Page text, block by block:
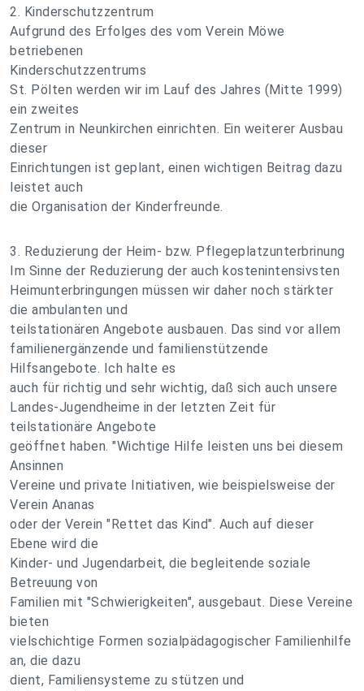
2. Kinderschutzzentrum
Aufgrund des Erfolges des vom Verein Möwe
betriebenen
Kinderschutzzentrums
St. Pölten werden wir im Lauf des Jahres (Mitte 1999)
ein zweites
Zentrum in Neunkirchen einrichten. Ein weiterer Ausbau
dieser
Einrichtungen ist geplant, einen wichtigen Beitrag dazu
leistet auch
die Organisation der Kinderfreunde.
3. Reduzierung der Heim- bzw. Pflegeplatzunterbrinung
Im Sinne der Reduzierung der auch kostenintensivsten
Heimunterbringungen müssen wir daher noch stärkter
die ambulanten und
teilstationären Angebote ausbauen. Das sind vor allem
familienergänzende und familienstützende
Hilfsangebote. Ich halte es
auch für richtig und sehr wichtig, daß sich auch unsere
Landes-Jugendheime in der letzten Zeit für
teilstationäre Angebote
geöffnet haben. "Wichtige Hilfe leisten uns bei diesem
Ansinnen
Vereine und private Initiativen, wie beispielsweise der
Verein Ananas
oder der Verein "Rettet das Kind". Auch auf dieser
Ebene wird die
Kinder- und Jugendarbeit, die begleitende soziale
Betreuung von
Familien mit "Schwierigkeiten", ausgebaut. Diese Vereine
bieten
vielschichtige Formen sozialpädagogischer Familienhilfe
an, die dazu
dient, Familiensysteme zu stützen und